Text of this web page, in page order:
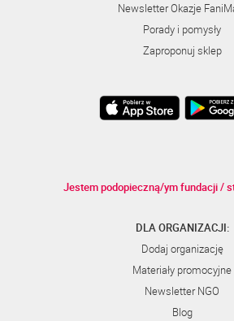
Newsletter Okazje
Porady i pomysły
Zaproponuj sklep
Jestem podopieczną/ym fundacji /
DLA ORGANIZACJI:
Dodaj organizację
Materiały promocyjne
Newsletter NGO
Blog